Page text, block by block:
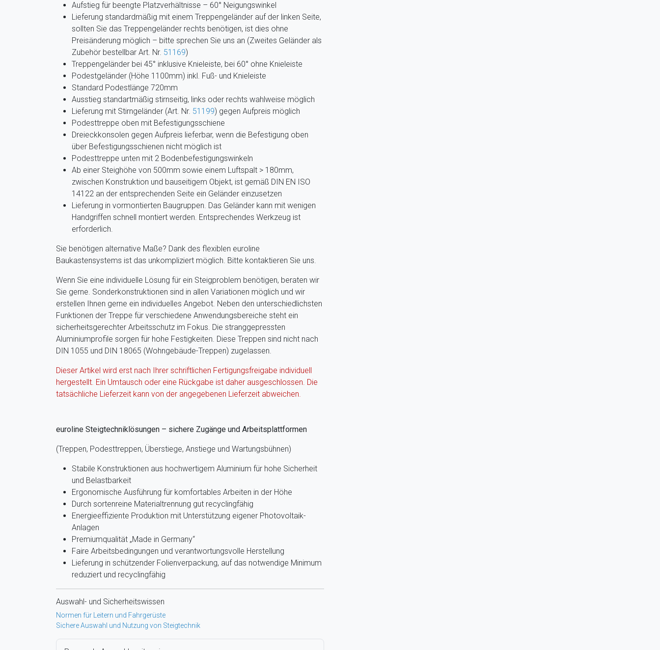
Aufstieg für beengte Platzverhältnisse – 60° Neigungswinkel
Lieferung standardmäßig mit einem Treppengeländer auf der linken Seite,
sollten Sie das Treppengeländer rechts benötigen, ist dies ohne
Preisänderung möglich – bitte sprechen Sie uns an (Zweites Geländer als
Zubehör bestellbar Art. Nr. 51169)
Treppengeländer bei 45° inklusive Knieleiste, bei 60° ohne Knieleiste
Podestgeländer (Höhe 1100mm) inkl. Fuß- und Knieleiste
Standard Podestlänge 720mm
Ausstieg standartmäßig stirnseitig, links oder rechts wahlweise möglich
Lieferung mit Stirngeländer (Art. Nr. 51199) gegen Aufpreis möglich
Podesttreppe oben mit Befestigungsschiene
Dreieckkonsolen gegen Aufpreis lieferbar, wenn die Befestigung oben
über Befestigungsschienen nicht möglich ist
Podesttreppe unten mit 2 Bodenbefestigungswinkeln
Ab einer Steighöhe von 500mm sowie einem Luftspalt > 180mm,
zwischen Konstruktion und bauseitigem Objekt, ist gemäß DIN EN ISO
14122 an der entsprechenden Seite ein Geländer einzusetzen
Lieferung in vormontierten Baugruppen. Das Geländer kann mit wenigen
Handgriffen schnell montiert werden. Entsprechendes Werkzeug ist
erforderlich.
Sie benötigen alternative Maße? Dank des flexiblen euroline
Baukastensystems ist das unkompliziert möglich. Bitte kontaktieren Sie uns.
Wenn Sie eine individuelle Lösung für ein Steigproblem benötigen, beraten wir
Sie gerne. Sonderkonstruktionen sind in allen Variationen möglich und wir
erstellen Ihnen gerne ein individuelles Angebot. Neben den unterschiedlichsten
Funktionen der Treppe für verschiedene Anwendungsbereiche steht ein
sicherheitsgerechter Arbeitsschutz im Fokus. Die stranggepressten
Aluminiumprofile sorgen für hohe Festigkeiten. Diese Treppen sind nicht nach
DIN 1055 und DIN 18065 (Wohngebäude-Treppen) zugelassen.
Dieser Artikel wird erst nach Ihrer schriftlichen Fertigungsfreigabe individuell
hergestellt. Ein Umtausch oder eine Rückgabe ist daher ausgeschlossen. Die
tatsächliche Lieferzeit kann von der angegebenen Lieferzeit abweichen.
euroline Steigtechniklösungen – sichere Zugänge und Arbeitsplattformen
(Treppen, Podesttreppen, Überstiege, Anstiege und Wartungsbühnen)
Stabile Konstruktionen aus hochwertigem Aluminium für hohe Sicherheit
und Belastbarkeit
Ergonomische Ausführung für komfortables Arbeiten in der Höhe
Durch sortenreine Materialtrennung gut recyclingfähig
Energieeffiziente Produktion mit Unterstützung eigener Photovoltaik-
Anlagen
Premiumqualität „Made in Germany“
Faire Arbeitsbedingungen und verantwortungsvolle Herstellung
Lieferung in schützender Folienverpackung, auf das notwendige Minimum
reduziert und recyclingfähig
Auswahl- und Sicherheitswissen
Normen für Leitern und Fahrgerüste
Sichere Auswahl und Nutzung von Steigtechnik